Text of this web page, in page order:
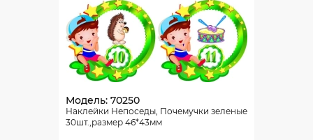
Модель: 70250
Наклейки Непоседы, Почемучки зеленые
30шт.,размер 46*43мм